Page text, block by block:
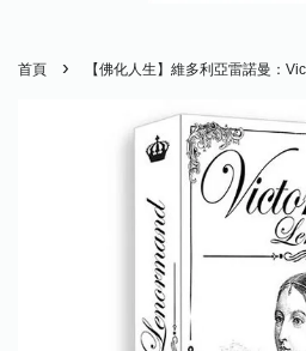
首頁 › 【佛化人生】維多利亞雷諾曼：